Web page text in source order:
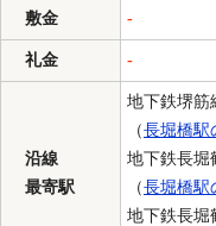
敷金 -
礼金 -
沿線
最寄駅
地下鉄堺筋
（長堀橋駅
地下鉄長堀
（長堀橋駅
地下鉄長堀